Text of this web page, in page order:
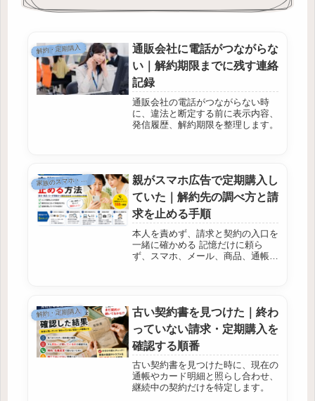
解約・定期購入
通販会社に電話がつながらな
い｜解約期限までに残す連絡
記録
通販会社の電話がつながらない時
に、違法と断定する前に表示内容、
発信履歴、解約期限を整理します。
家
族のスマホ・契約
親がスマホ広告で定期購入し
ていた｜解約先の調べ方と請
求を止める手順
本人を責めず、請求と契約の入口を
一緒に確かめる 記憶だけに頼ら
ず、スマホ、メール、商品、通帳、
時と表示内容を確認...
解約・定期購入
古い契約書を見つけた｜終わ
っていない請求・定期購入を
確認する順番
古い契約書を見つけた時に、現在の
通帳やカード明細と照らし合わせ、
継続中の契約だけを特定します。